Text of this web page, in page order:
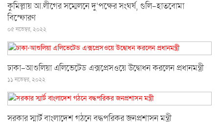
কুমিল্লায় আ.লীগের সম্মেলনে দু’পক্ষের সংঘর্ষ, গুলি-হাতবোমা
বিস্ফোরণ
০৫ নভেম্বর, ২০২২
ঢাকা-আশুলিয়া এলিভেটেড এক্সপ্রেসওয়ে উদ্বোধন করলেন প্রধানমন্ত্রী
১১ নভেম্বর, ২০২২
সরকার স্মার্ট বাংলাদেশ গঠনে বদ্ধপরিকর জনপ্রশাসন মন্ত্রী